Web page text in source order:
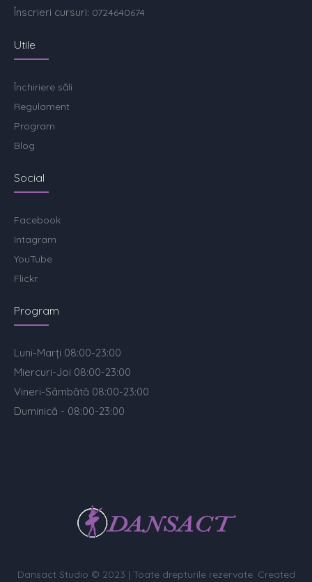
Înscrieri cursuri: 0724640674
Utile
Închiriere săli
Regulament
Program
Blog
Social
Facebook
Intagram
YouTube
Flickr
Program
Luni-Marți 08:00-23:00
Miercuri-Joi 08:00-23:00
Vineri-Sâmbătă 08:00-23:00
Duminică - 08:00-23:00
Dansact Studio © 2023 | Toate drepturile rezervate. Created